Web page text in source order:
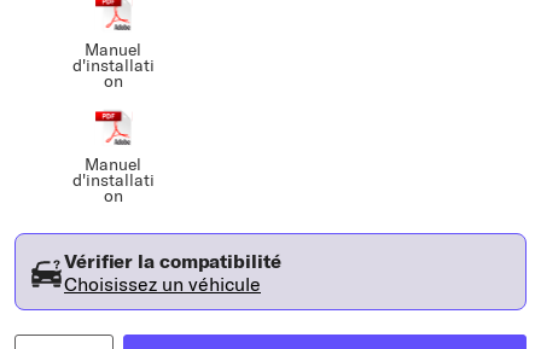
Manuel
d'installati
on
Manuel
d'installati
on
Vérifier la compatibilité
Choisissez un véhicule